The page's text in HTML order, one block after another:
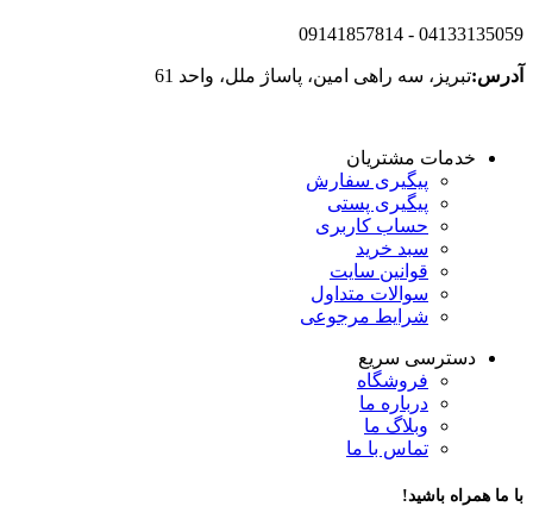
- 04133135059
09141857814
آدرس:تبریز، سه راهی امین، پاساژ ملل، واحد 61
خدمات مشتریان
پیگیری سفارش
پیگیری پستی
حساب کاربری
سبد خرید
قوانین سایت
سوالات متداول
شرایط مرجوعی
دسترسی سریع
فروشگاه
درباره ما
وبلاگ ما
تماس با ما
با ما همراه باشید!